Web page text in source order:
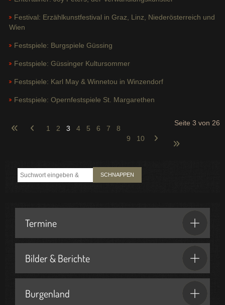
Festival: Erzählkunstfestival in Graz, Linz, Niederösterreich und
Wien
Festspiele: Burgspiele Güssing
Festspiele: Güssinger Kultursommer
Festspiele: Karl May & Winnetou in Winzendorf
Festspiele: Opernfestspiele St. Margarethen
Seite 3 von 26
1 2 3 4 5 6 7
8
9
10
SCHNAPPEN
Termine
Bilder & Berichte
Burgenland